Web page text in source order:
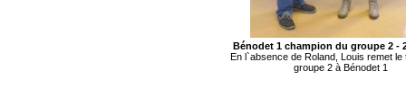
Bénodet 1 champion du groupe 2 -
En l`absence de Roland, Louis remet le
groupe 2 à Bénodet 1